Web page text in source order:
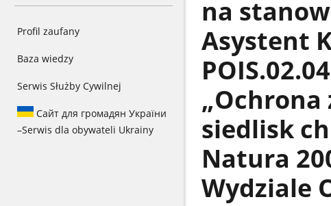
Profil zaufany
Baza wiedzy
Serwis Służby Cywilnej
Сайт для громадян України
–Serwis dla obywateli Ukrainy
na
Asystent
siedlisk
Natura
Wydziale